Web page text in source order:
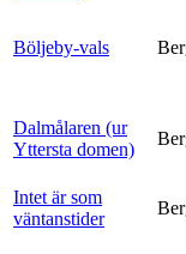
Böljeby-vals
Dalmålaren (ur
Yttersta domen)
Intet är som
väntanstider